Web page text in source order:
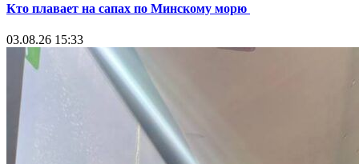
Кто плавает на сапах по Минскому морю
03.08.26 15:33